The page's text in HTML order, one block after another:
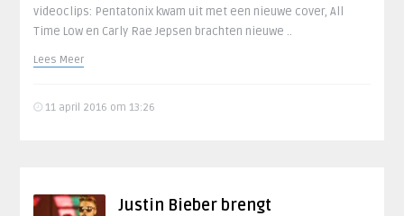
videoclips: Pentatonix kwam uit met een nieuwe cover, All
Time Low en Carly Rae Jepsen brachten nieuwe ..
Lees Meer
11 april 2016 om 13:26
Justin Bieber brengt